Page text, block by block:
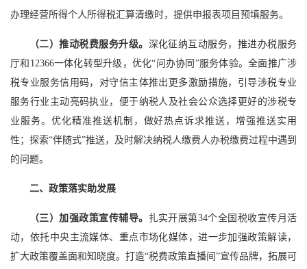
办理经营所得个人所得税汇算清缴时，提供申报表项目预填服务。
（二）推动税费服务升级。 深化征纳互动服务，推进办税服务
厅和12366一体化转型升级，优化“问办协同”服务体验。全面推广涉
税专业服务信用码，对守信主体推出更多激励措施，引导涉税专业
服务行业主动亮码执业，便于纳税人及社会公众选择更好的涉税专
业服务。优化精准推送机制，做好热点诉求推送，增强推送实用
性；探索“伴随式”推送，及时解决纳税人缴费人办税缴费过程中遇到
的问题。
二、政策落实助发展
（三）加强政策宣传辅导。 扎实开展第34个全国税收宣传月活
动，依托中央主流媒体、重点市场化媒体，进一步加强政策解读，
扩大政策覆盖面和知晓度。打造“税费政策直播间”宣传品牌，拓展可